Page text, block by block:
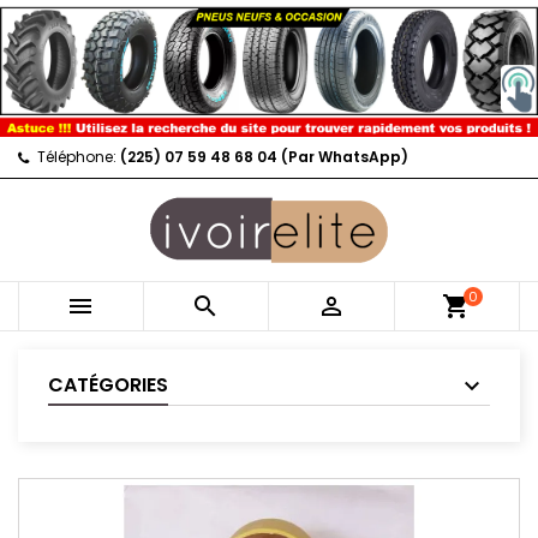
Téléphone: (225) 07 59 48 68 04 (Par WhatsApp)
   shopping_cart0
CATÉGORIES